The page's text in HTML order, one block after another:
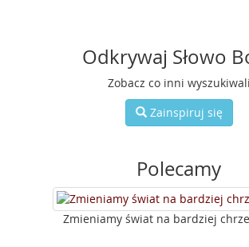
Odkrywaj Słowo
Zobacz co inni wyszukiwali
Zainspiruj się
Polecamy
Zmieniamy świat na bardziej